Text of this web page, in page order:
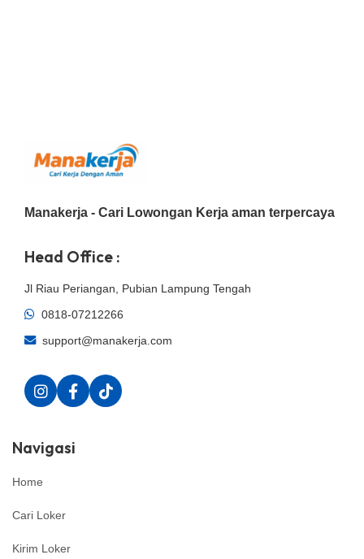
Manakerja - Cari Lowongan Kerja aman terpercaya
Head Office :
Jl Riau Periangan, Pubian Lampung Tengah
0818-07212266
support@manakerja.com
Navigasi
Home
Cari Loker
Kirim Loker